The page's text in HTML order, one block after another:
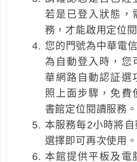
若是已登入狀態，
務，才能啟用定位
您的門號為中華電
為自動登入時，
華網路自動認証選
照上面步驟，免費
書館定位閱讀服務。
本服務每2小時將
選擇即可再次使用。
本館提供平板及電